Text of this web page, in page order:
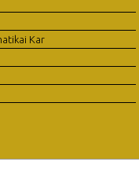
Kar